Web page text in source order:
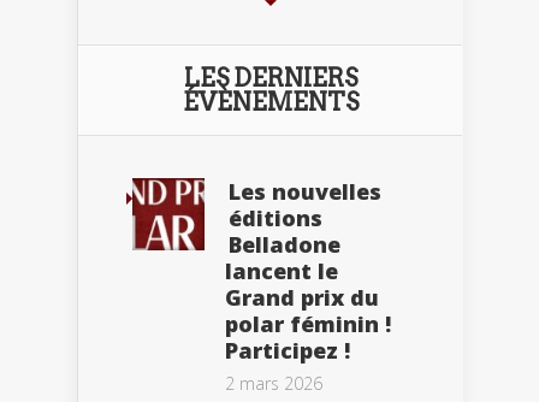
LES DERNIERS
ÉVÈNEMENTS
Les nouvelles
éditions
Belladone
lancent le
Grand prix du
polar féminin !
Participez !
2 mars 2026